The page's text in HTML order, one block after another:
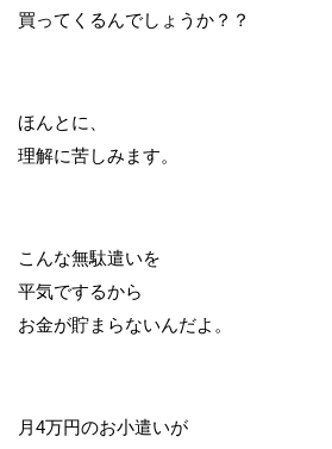
買ってくるんでしょうか？？
ほんとに、
理解に苦しみます。
こんな無駄遣いを
平気でするから
お金が貯まらないんだよ。
月4万円のお小遣いが